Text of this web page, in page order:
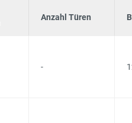
Anzahl Türen
-